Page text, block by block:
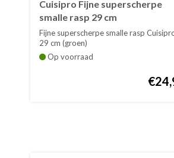
Cuisipro Fijne superscherpe
smalle rasp 29 cm
Fijne superscherpe smalle rasp
29 cm (groen)
Op voorraad